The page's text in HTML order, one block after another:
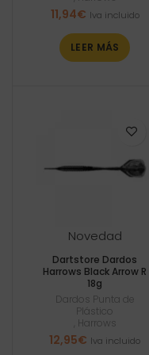
11,94€ Iva incluido
LEER MÁS
Novedad
Dartstore Dardos
Harrows Black Arrow R
18g
Dardos Punta de
Plástico
Harrows
12,95€ Iva incluido